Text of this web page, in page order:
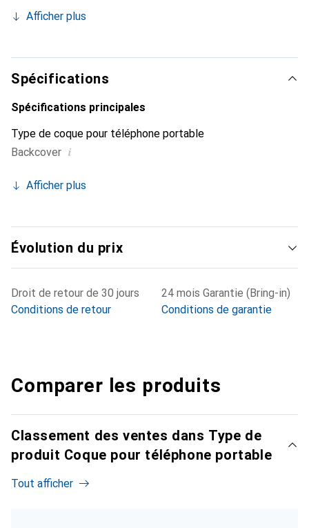
smartphone. La marque Noreve est reconnue
constitue toujours un bon choix pour le client exigeant.
Afficher plus
Spécifications
Spécifications principales
Type de coque pour téléphone portable
Backcover i
Afficher plus
Évolution du prix
Droit de retour de 30 jours
Conditions de retour
24 mois Garantie (Bring-in)
Conditions de garantie
Comparer les produits
Classement des ventes dans Type de
produit Coque pour téléphone portable
Tout afficher